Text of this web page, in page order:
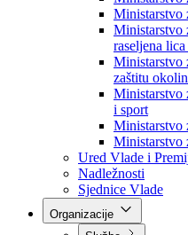
Ministarstva
Ministarstvo
Ministarstvo
Ministarstvo
Ministarstvo
raseljena
Ministarstvo
zaštitu
Ministarstvo
i sport
Ministarstvo
Ministarstvo
Ured Vlade i
Nadležnosti